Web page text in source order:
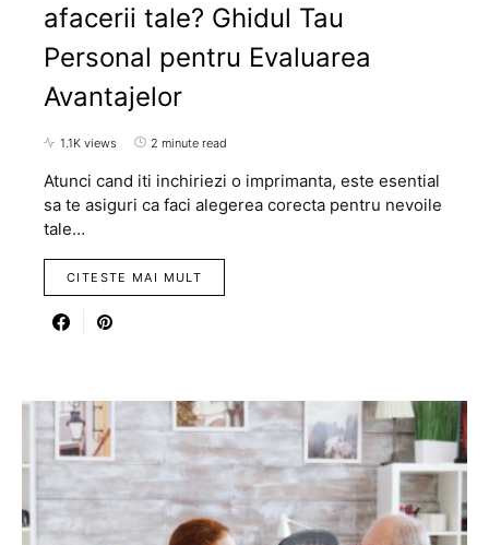
afacerii tale? Ghidul Tau
Personal pentru Evaluarea
Avantajelor
1.1K views 2 minute read
Atunci cand iti inchiriezi o imprimanta, este esential
sa te asiguri ca faci alegerea corecta pentru nevoile
tale…
CITESTE MAI MULT